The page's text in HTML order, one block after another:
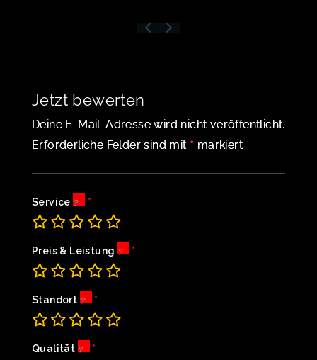
Jetzt bewerten
Deine E-Mail-Adresse wird nicht veröffentlicht.
Erforderliche Felder sind mit * markiert
Service
Preis & Leistung
Standort
Qualität